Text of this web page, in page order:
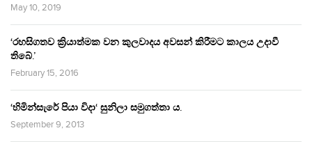
May 10, 2019
‘රහසිගතව ක්‍රියාත්මක වන කුලවාදය අවසන් කිරීමට කාලය උදාවී
තිබේ.’
February 15, 2016
‘හිමින්සැරේ පියා විදා‘ සුනිලා සමුගත්තා ය.
September 9, 2013